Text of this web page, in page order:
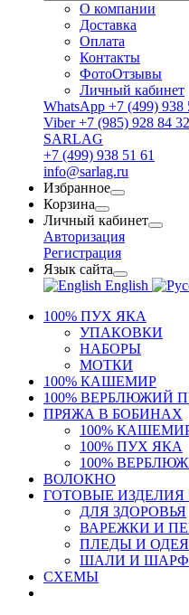
О компании
Доставка
Оплата
Контакты
ФотоОтзывы
Личный кабинет
WhatsApp +7 (499) 938
Viber +7 (985) 928 84 32
SARLAG
+7 (499) 938 51 61
info@sarlag.ru
Избранное
Корзина
Личный кабинет
Авторизация
Регистрация
Язык сайта
English
100% ПУХ ЯКА
УПАКОВКИ
НАБОРЫ
МОТКИ
100% КАШЕМИР
100% ВЕРБЛЮЖИЙ
ПРЯЖА В БОБИНАХ
100%
100% ПУХ ЯКА
100%
ВОЛОКНО
ГОТОВЫЕ ИЗДЕЛИЯ
ДЛЯ ЗДОРОВЬЯ
ВАРЕЖКИ И
ПЛЕДЫ И
ШАЛИ И
СХЕМЫ